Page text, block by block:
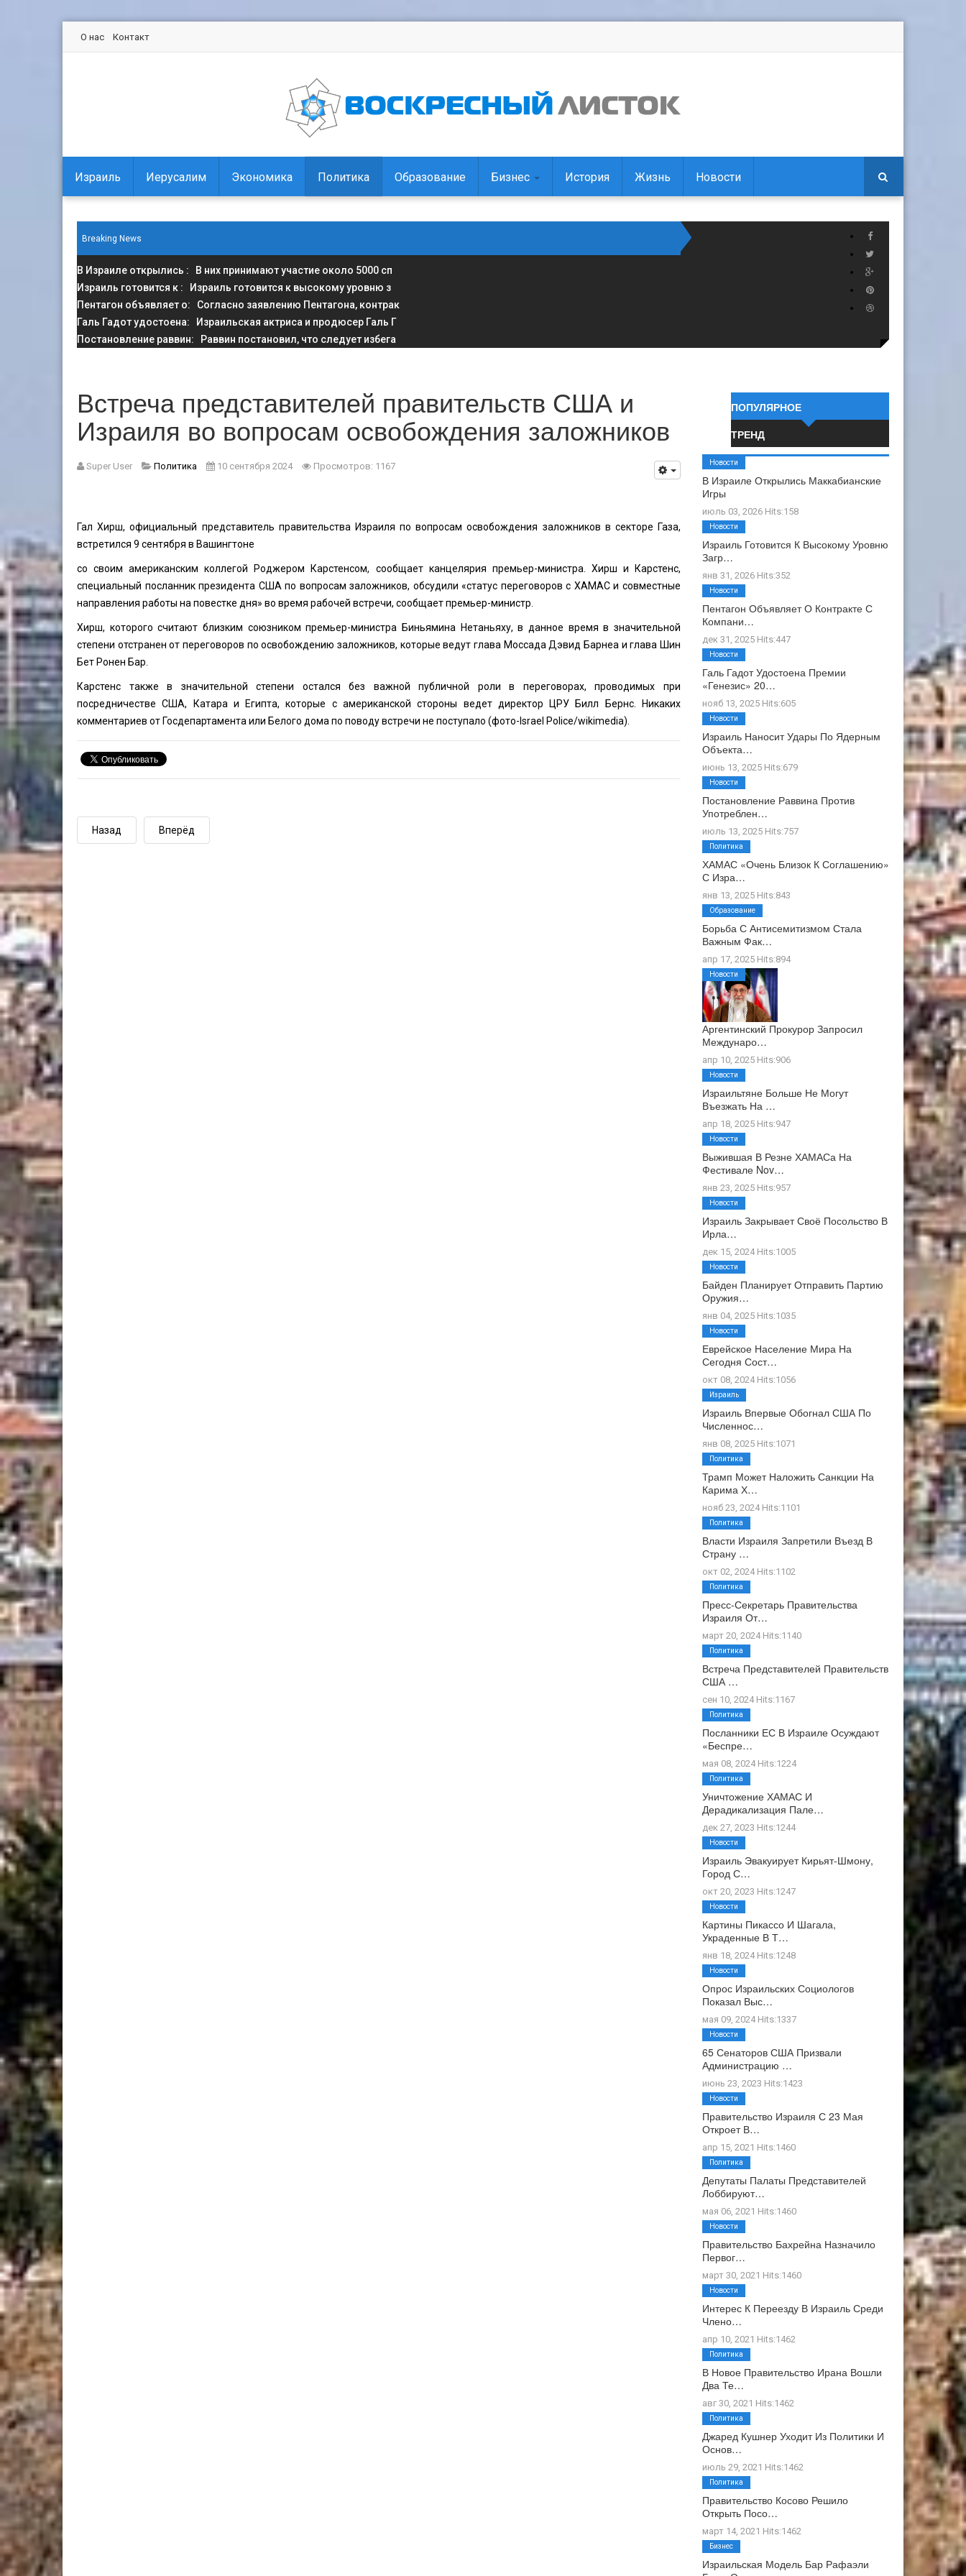
О нас Контакт
Израиль Иерусалим Экономика Политика Образование Бизнес История Жизнь Новости
Breaking News
В Израиле открылись : В них принимают участие около 5000 сп
Израиль готовится к : Израиль готовится к высокому уровню з
Пентагон объявляет о: Согласно заявлению Пентагона, контрак
Галь Гадот удостоена: Израильская актриса и продюсер Галь Г
Постановление раввин: Раввин постановил, что следует избега
Встреча представителей правительств США и
Израиля во вопросам освобождения заложников
Super User Политика 10 сентября 2024 Просмотров: 1167
Гал Хирш, официальный представитель правительства Израиля по вопросам освобождения заложников в секторе Газа,
встретился 9 сентября в Вашингтоне
со своим американским коллегой Роджером Карстенсом, сообщает канцелярия премьер-министра. Хирш и Карстенс,
специальный посланник президента США по вопросам заложников, обсудили «статус переговоров с ХАМАС и совместные
направления работы на повестке дня» во время рабочей встречи, сообщает премьер-министр.
Хирш, которого считают близким союзником премьер-министра Биньямина Нетаньяху, в данное время в значительной
степени отстранен от переговоров по освобождению заложников, которые ведут глава Моссада Дэвид Барнеа и глава Шин
Бет Ронен Бар.
Карстенс также в значительной степени остался без важной публичной роли в переговорах, проводимых при
посредничестве США, Катара и Египта, которые с американской стороны ведет директор ЦРУ Билл Бернс. Никаких
комментариев от Госдепартамента или Белого дома по поводу встречи не поступало (фото- Israel Police/wikimedia)
Назад Вперёд
ПОПУЛЯРНОЕ
ТРЕНД
В Израиле Открылись Маккабианские
Игры
июль 03, 2026 Hits:158
Новости
Израиль Готовится К Высокому Уровню
Загр…
янв 31, 2026 Hits:352
Новости
Пентагон Объявляет О Контракте С
Компани…
дек 31, 2025 Hits:447
Новости
Галь Гадот Удостоена Премии
«Генезис» 20…
нояб 13, 2025 Hits:605
Новости
Израиль Наносит Удары По Ядерным
Объекта…
июнь 13, 2025 Hits:679
Новости
Постановление Раввина Против
Употреблен…
июль 13, 2025 Hits:757
Новости
ХАМАС «очень Близок К Соглашению»
С Изра…
янв 13, 2025 Hits:843
Политика
Борьба С Антисемитизмом Стала
Важным Фак…
апр 17, 2025 Hits:894
Образование
Аргентинский Прокурор Запросил
Междунаро…
апр 10, 2025 Hits:906
Новости
Израильтяне Больше Не Могут
Въезжать На …
апр 18, 2025 Hits:947
Новости
Выжившая В Резне ХАМАСа На
Фестивале Nov…
янв 23, 2025 Hits:957
Новости
Израиль Закрывает Своё Посольство В
Ирла…
дек 15, 2024 Hits:1005
Новости
Байден Планирует Отправить Партию
Оружия…
янв 04, 2025 Hits:1035
Новости
Еврейское Население Мира На
Сегодня Сост…
окт 08, 2024 Hits:1056
Новости
Израиль Впервые Обогнал США По
Численнос…
янв 08, 2025 Hits:1071
Израиль
Трамп Может Наложить Санкции На
Карима Х…
нояб 23, 2024 Hits:1101
Политика
Власти Израиля Запретили Въезд В
Страну …
окт 02, 2024 Hits:1102
Политика
Пресс-Секретарь Правительства
Израиля От…
март 20, 2024 Hits:1140
Политика
Встреча Представителей Правительств
США …
сен 10, 2024 Hits:1167
Политика
Посланники ЕС В Израиле Осуждают
«беспре…
мая 08, 2024 Hits:1224
Политика
Уничтожение ХАМАС И
Дерадикализация Пале…
дек 27, 2023 Hits:1244
Политика
Израиль Эвакуирует Кирьят-Шмону,
Город С…
окт 20, 2023 Hits:1247
Новости
Картины Пикассо И Шагала,
Украденные В Т…
янв 18, 2024 Hits:1248
Новости
Опрос Израильских Социологов
Показал Выс…
мая 09, 2024 Hits:1337
Новости
65 Сенаторов США Призвали
Администрацию …
июнь 23, 2023 Hits:1423
Новости
Правительство Израиля С 23 Мая
Откроет В…
апр 15, 2021 Hits:1460
Новости
Депутаты Палаты Представителей
Лоббируют…
мая 06, 2021 Hits:1460
Политика
Правительство Бахрейна Назначило
Первог…
март 30, 2021 Hits:1460
Новости
Интерес К Переезду В Израиль Среди
Члено…
апр 10, 2021 Hits:1462
Новости
В Новое Правительство Ирана Вошли
Два Те…
авг 30, 2021 Hits:1462
Политика
Джаред Кушнер Уходит Из Политики И
Основ…
июль 29, 2021 Hits:1462
Политика
Правительство Косово Решило
Открыть Посо…
март 14, 2021 Hits:1462
Политика
Израильская Модель Бар Рафаэли
Бизнес